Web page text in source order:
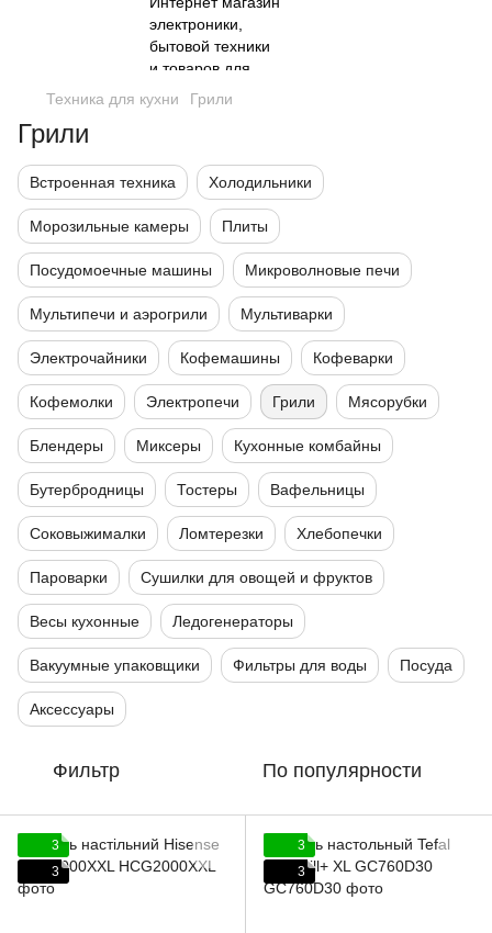
Техника для кухни Грили
Грили
Встроенная техника Холодильники
Морозильные камеры Плиты
Посудомоечные машины Микроволновые печи
Мультипечи и аэрогрили Мультиварки
Электрочайники Кофемашины Кофеварки
Кофемолки Электропечи Грили Мясорубки
Блендеры Миксеры Кухонные комбайны
Бутербродницы Тостеры Вафельницы
Соковыжималки Ломтерезки Хлебопечки
Пароварки Сушилки для овощей и фруктов
Весы кухонные Ледогенераторы
Вакуумные упаковщики Фильтры для воды Посуда
Аксессуары
Фильтр По популярности
3
3
3
3